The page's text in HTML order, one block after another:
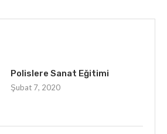
Polislere Sanat Eğitimi
Şubat 7, 2020